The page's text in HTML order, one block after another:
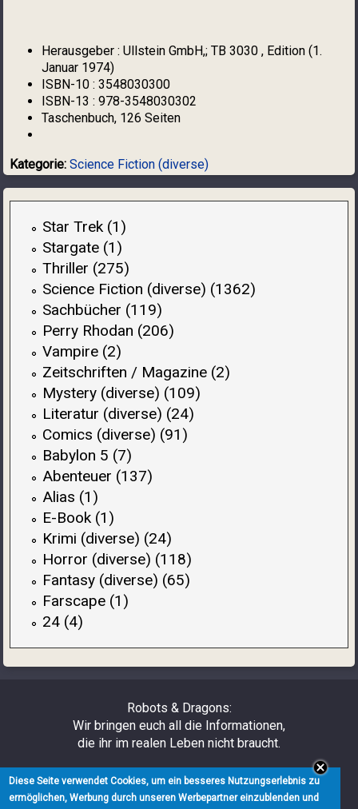
Herausgeber :Ullstein GmbH,; TB 3030 , Edition (1.
Januar 1974)
ISBN-10 :3548030300
ISBN-13 :978-3548030302
Taschenbuch, 126 Seiten
Kategorie:Science Fiction (diverse)
Star Trek (1)
Stargate (1)
Thriller (275)
Science Fiction (diverse) (1362)
Sachbücher (119)
Perry Rhodan (206)
Vampire (2)
Zeitschriften / Magazine (2)
Mystery (diverse) (109)
Literatur (diverse) (24)
Comics (diverse) (91)
Babylon 5 (7)
Abenteuer (137)
Alias (1)
E-Book (1)
Krimi (diverse) (24)
Horror (diverse) (118)
Fantasy (diverse) (65)
Farscape (1)
24 (4)
Robots & Dragons:
Wir bringen euch all die Informationen,
die ihr im realen Leben nicht braucht.
Über uns
Impressum
Diese Seite verwendet Cookies, um ein besseres Nutzungserlebnis zu
ermöglichen, Werbung durch unseren Werbepartner einzublenden und